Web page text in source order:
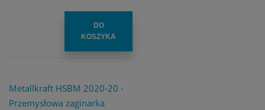
DO
KOSZYKA
Metallkraft HSBM 2020-20 -
Przemysłowa zaginarka